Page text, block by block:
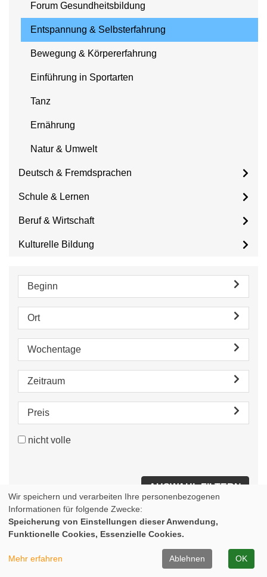
Forum Gesundheitsbildung
Entspannung & Selbsterfahrung
Bewegung & Körpererfahrung
Einführung in Sportarten
Tanz
Ernährung
Natur & Umwelt
Deutsch & Fremdsprachen
Schule & Lernen
Beruf & Wirtschaft
Kulturelle Bildung
Beginn
Ort
Wochentage
Zeitraum
Preis
nicht volle
Ansprechpartner
Wir speichern und verarbeiten Ihre personenbezogenen
Informationen für folgende Zwecke:
Speicherung von Einstellungen dieser Anwendung,
Funktionelle Cookies, Essenzielle Cookies.
Mehr erfahren Ablehnen OK